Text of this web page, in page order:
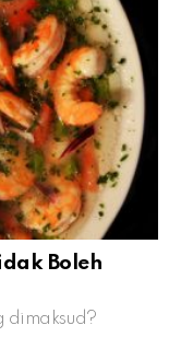
Boleh
dimaksud?